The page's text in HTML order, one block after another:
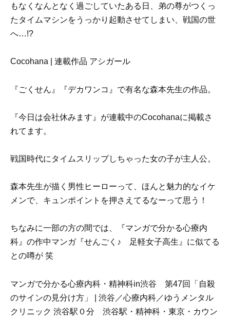
もなくなんとなく過ごしていたある日、弟の尊がつくっ
たタイムマシンをうっかり起動させてしまい、戦国の世
へ…!?
Cocohana | 連載作品 アシガール
『ごくせん』『デカワンコ』で有名な森本先生の作品。
『今日は会社休みます』が連載中のCocohanaに掲載さ
れてます。
戦国時代にタイムスリップしちゃった女の子が主人公。
森本先生が描く男性ヒーローって、ほんと魅力的なイケ
メンで、キュンポイントを押さえてるなーって思う！
ちなみに一部の方の間では、『マンガで分かる心療内
科』の作中マンガ『せんごく♪ 足軽女子高生』に似てる
との噂が 笑
マンガで分かる心療内科・精神科in渋谷 第47回「自殺
のサインの見分け方」 | 渋谷／心療内科／ゆうメンタル
クリニック 渋谷駅０分 渋谷駅・精神科・東京・カウン